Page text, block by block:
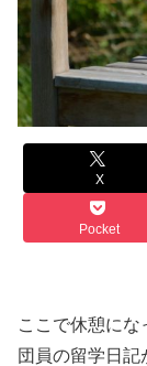
X
Pocket
ここで休憩にな
団員の留学日